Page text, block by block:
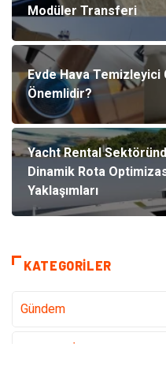
Modüler Transferi
Evde Hava Temizleyici
Önemlidir?
Yacht Rental
Dinamik Rota
Yaklaşımları
KATEGORILER
Gündem
Teknoloji İnternet